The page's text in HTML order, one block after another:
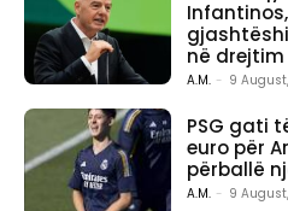
në drejtim
A.M. - 9
PSG gati
euro për
përballë
A.M. - 9